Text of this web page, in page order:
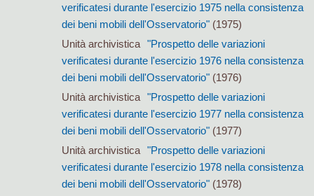
verificatesi durante l'esercizio 1975 nella consistenza
dei beni mobili dell'Osservatorio"(1975)
Unità archivistica
"Prospetto delle variazioni
verificatesi durante l'esercizio 1976 nella consistenza
dei beni mobili dell'Osservatorio"(1976)
Unità archivistica
"Prospetto delle variazioni
verificatesi durante l'esercizio 1977 nella consistenza
dei beni mobili dell'Osservatorio"(1977)
Unità archivistica
"Prospetto delle variazioni
verificatesi durante l'esercizio 1978 nella consistenza
dei beni mobili dell'Osservatorio"(1978)